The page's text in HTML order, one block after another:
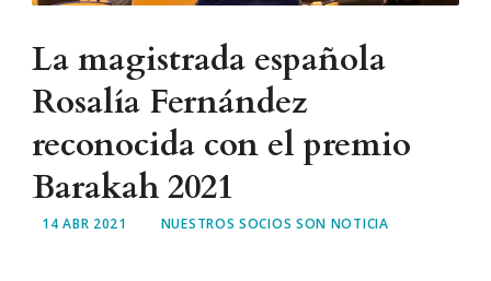
La magistrada española
Rosalía Fernández
reconocida con el premio
Barakah 2021
14 ABR 2021 NUESTROS SOCIOS SON NOTICIA